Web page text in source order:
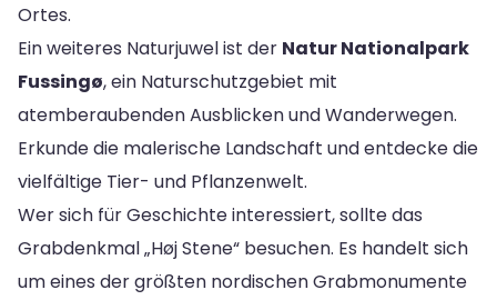
Ortes.
Ein weiteres Naturjuwel ist der Natur Nationalpark
Fussingø, ein Naturschutzgebiet mit
atemberaubenden Ausblicken und Wanderwegen.
Erkunde die malerische Landschaft und entdecke die
vielfältige Tier- und Pflanzenwelt.
Wer sich für Geschichte interessiert, sollte das
Grabdenkmal „Høj Stene“ besuchen. Es handelt sich
um eines der größten nordischen Grabmonumente